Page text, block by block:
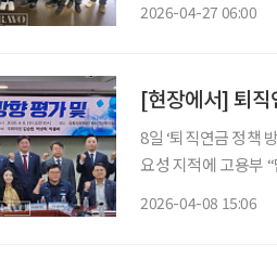
2026-04-27 06:00
[현장에서] 퇴
8일 ‘퇴직연금 정책
요성 지적에 고용부
2026-04-08 15:06